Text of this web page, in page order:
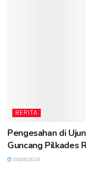
BERITA
Pengesahan di
Guncang Pilkades
06/08/2026